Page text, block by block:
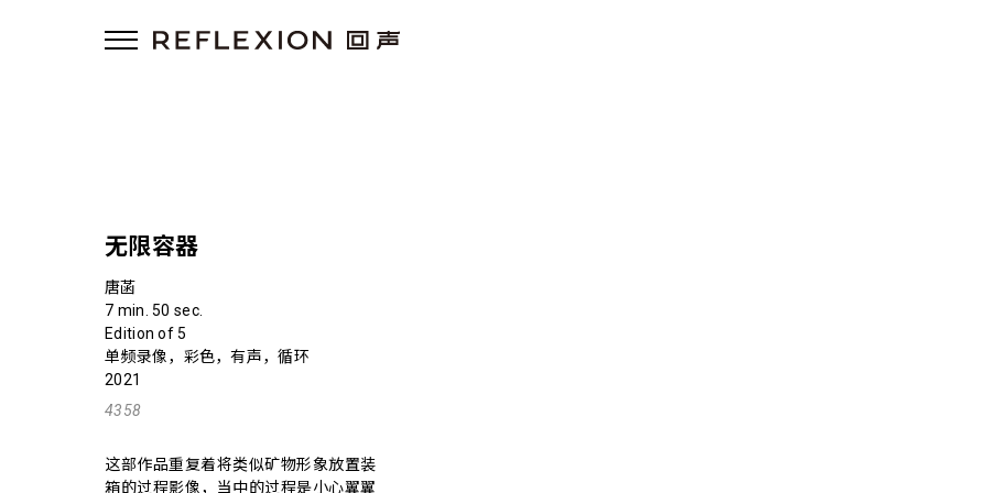
无限容器
唐菡
7 min. 50 sec.
Edition of 5
单频录像，彩色，有声，循环
2021
4358
这部作品重复着将类似矿物形象放置装
箱的过程影像，当中的过程是小心翼翼